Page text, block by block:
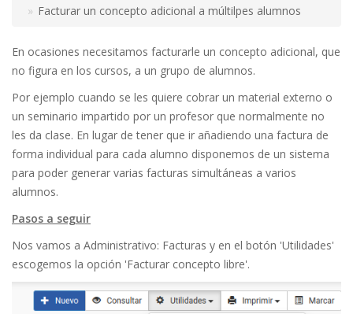
Facturar un concepto adicional a múltilpes alumnos
En ocasiones necesitamos facturarle un concepto adicional, que
no figura en los cursos, a un grupo de alumnos.
Por ejemplo cuando se les quiere cobrar un material externo o
un seminario impartido por un profesor que normalmente no
les da clase. En lugar de tener que ir añadiendo una factura de
forma individual para cada alumno disponemos de un sistema
para poder generar varias facturas simultáneas a varios
alumnos.
Pasos a seguir
Nos vamos a Administrativo: Facturas y en el botón 'Utilidades'
escogemos la opción 'Facturar concepto libre'.